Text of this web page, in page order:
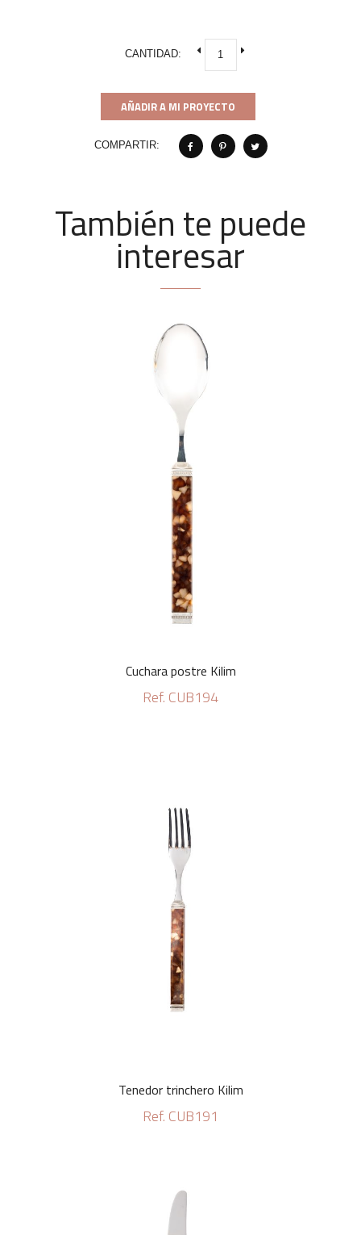
CANTIDAD:
AÑADIR A MI PROYECTO
COMPARTIR:
También te puede
interesar
Cuchara postre Kilim
Ref. CUB194
Tenedor trinchero Kilim
Ref. CUB191